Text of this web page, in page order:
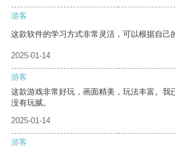
游客
这款软件的学习方式非常灵活，可以根据自己
2025-01-14
游客
这款游戏非常好玩，画面精美，玩法丰富。我
没有玩腻。
2025-01-14
游客